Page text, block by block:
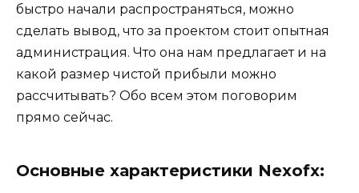
быстро начали распространяться, можно
сделать вывод, что за проектом стоит опытная
администрация. Что она нам предлагает и на
какой размер чистой прибыли можно
рассчитывать? Обо всем этом поговорим
прямо сейчас.
Основные характеристики Nexofx: